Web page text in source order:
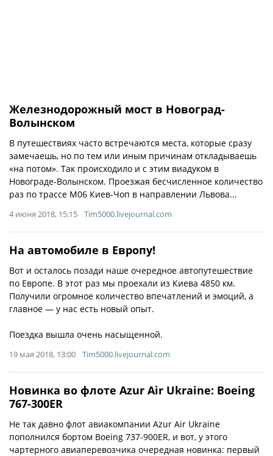
Железнодорожный мост в Новоград-
Волынском
В путешествиях часто встречаются места, которые сразу
замечаешь, но по тем или иным причинам откладываешь
«на потом». Так происходило и с этим виадуком в
Новограде-Волынском. Проезжая бесчисленное количество
раз по трассе М06 Киев-Чоп в направлении Львова...
4 июня 2018, 15:15 Tim5000.livejournal.com
На автомобиле в Европу!
Вот и осталось позади наше очередное автопутешествие
по Европе. В этот раз мы проехали из Киева 4850 км.
Получили огромное количество впечатлений и эмоций, а
главное — у нас есть новый опыт.
Поездка вышла очень насыщенной.
19 мая 2018, 13:00 Tim5000.livejournal.com
Новинка во флоте Azur Air Ukraine: Boeing
767-300ER
Не так давно флот авиакомпании Azur Air Ukraine
пополнился бортом Boeing 737-900ER, и вот, у этого
чартерного авиаперевозчика очередная новинка: первый